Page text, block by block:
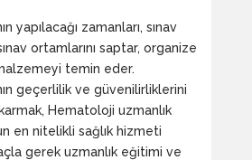
yapılacağı zamanları, sınav
ortamlarını saptar, organize
temin eder.
geçerlilik ve güvenilirliklerini
Hematoloji uzmanlık
en nitelikli sağlık hizmeti
gerek uzmanlık eğitimi ve